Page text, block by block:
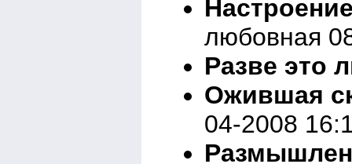
любовная
Разве это
Ожившая
04-2008